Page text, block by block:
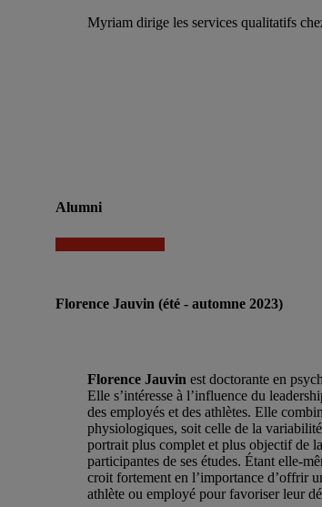
Myriam dirige les services qualitatifs
Alumni
Florence Jauvin (été - automne 2023)
Florence Jauvin est doctorante en
Elle s’intéresse à l’influence du
des employés et des athlètes. Elle
physiologiques, soit celle de la
portrait plus complet et plus objectif de
participantes de ses études. Étant elle-
croit fortement en l’importance d’offrir
athlète ou employé pour favoriser leur